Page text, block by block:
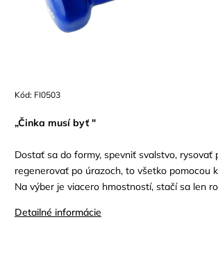
Kód: FI0503
„Činka musí byť "
Dostať sa do formy, spevniť svalstvo, rysovať
regenerovať po úrazoch, to všetko pomocou
Na výber je viacero hmostností, stačí sa len
Detailné informácie